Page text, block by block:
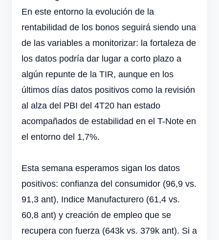
En este entorno la evolución de la
rentabilidad de los bonos seguirá siendo una
de las variables a monitorizar: la fortaleza de
los datos podría dar lugar a corto plazo a
algún repunte de la TIR, aunque en los
últimos días datos positivos como la revisión
al alza del PBI del 4T20 han estado
acompañados de estabilidad en el T-Note en
el entorno del 1,7%.
Esta semana esperamos sigan los datos
positivos: confianza del consumidor (96,9 vs.
91,3 ant), Indice Manufacturero (61,4 vs.
60,8 ant) y creación de empleo que se
recupera con fuerza (643k vs. 379k ant). Si a